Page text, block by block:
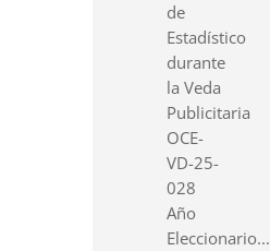
de
Estadístico
durante
la Veda
Publicitaria
OCE-
VD-25-
028
Año
Eleccionario...